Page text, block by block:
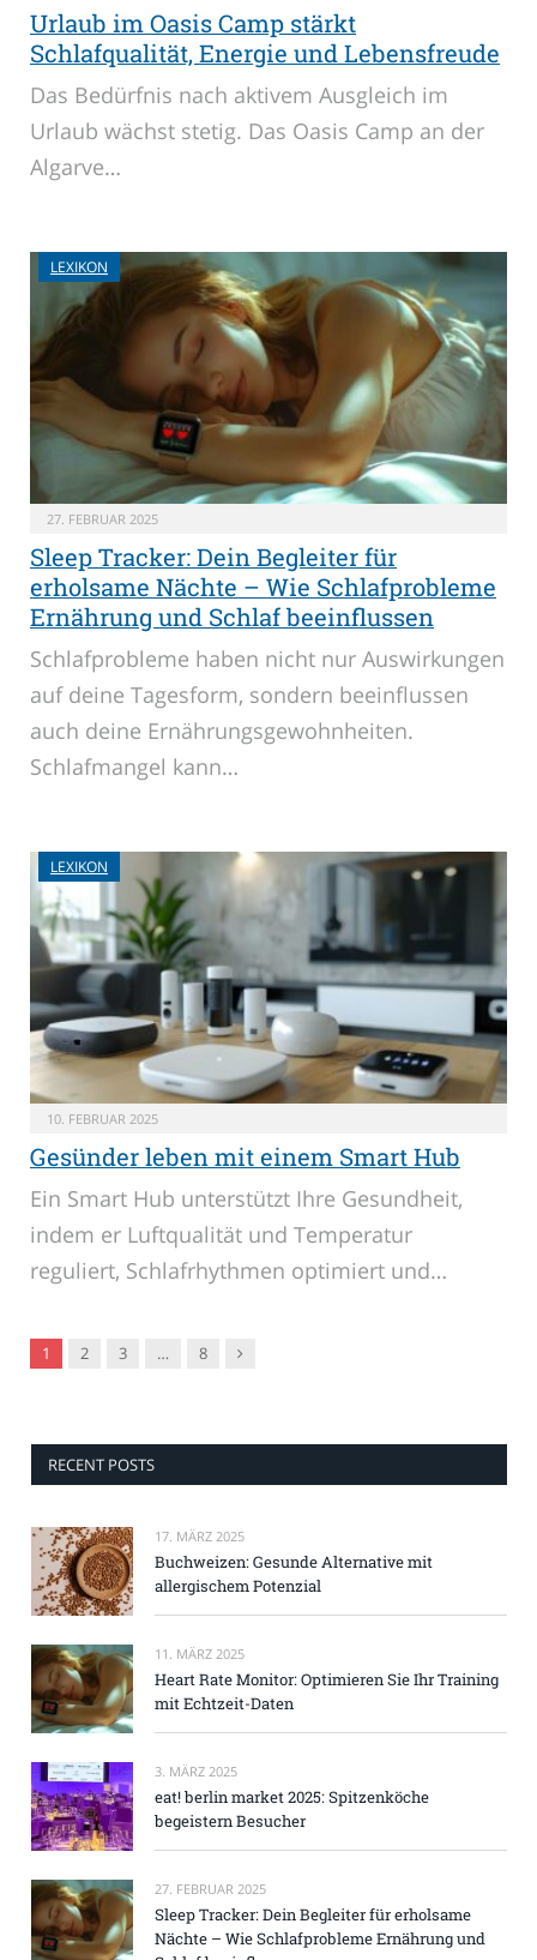
Urlaub im Oasis Camp stärkt
Schlafqualität, Energie und Lebensfreude
Das Bedürfnis nach aktivem Ausgleich im
Urlaub wächst stetig. Das Oasis Camp an der
Algarve…
LEXIKON
27. FEBRUAR 2025
Sleep Tracker: Dein Begleiter für
erholsame Nächte – Wie Schlafprobleme
Ernährung und Schlaf beeinflussen
Schlafprobleme haben nicht nur Auswirkungen
auf deine Tagesform, sondern beeinflussen
auch deine Ernährungsgewohnheiten.
Schlafmangel kann…
LEXIKON
10. FEBRUAR 2025
Gesünder leben mit einem Smart Hub
Ein Smart Hub unterstützt Ihre Gesundheit,
indem er Luftqualität und Temperatur
reguliert, Schlafrhythmen optimiert und…
1 2 3 … 8 Nachfolger
RECENT POSTS
17. MÄRZ 2025
Buchweizen: Gesunde Alternative mit
allergischem Potenzial
11. MÄRZ 2025
Heart Rate Monitor: Optimieren Sie Ihr Training
mit Echtzeit-Daten
3. MÄRZ 2025
eat! berlin market 2025: Spitzenköche
begeistern Besucher
27. FEBRUAR 2025
Sleep Tracker: Dein Begleiter für erholsame
Nächte – Wie Schlafprobleme Ernährung und